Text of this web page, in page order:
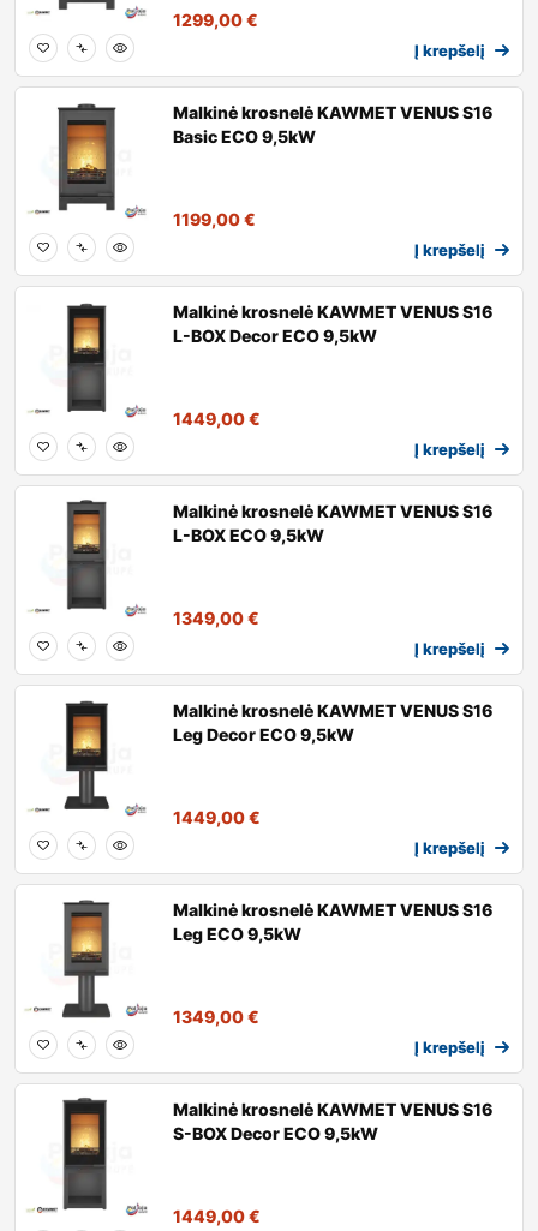
1299,00€
Į krepšelį
Malkinė krosnelė KAWMET VENUS S16
Basic ECO 9,5kW
1199,00€
Į krepšelį
Malkinė krosnelė KAWMET VENUS S16
L-BOX Decor ECO 9,5kW
1449,00€
Į krepšelį
Malkinė krosnelė KAWMET VENUS S16
L-BOX ECO 9,5kW
1349,00€
Į krepšelį
Malkinė krosnelė KAWMET VENUS S16
Leg Decor ECO 9,5kW
1449,00€
Į krepšelį
Malkinė krosnelė KAWMET VENUS S16
Leg ECO 9,5kW
1349,00€
Į krepšelį
Malkinė krosnelė KAWMET VENUS S16
S-BOX Decor ECO 9,5kW
1449,00€